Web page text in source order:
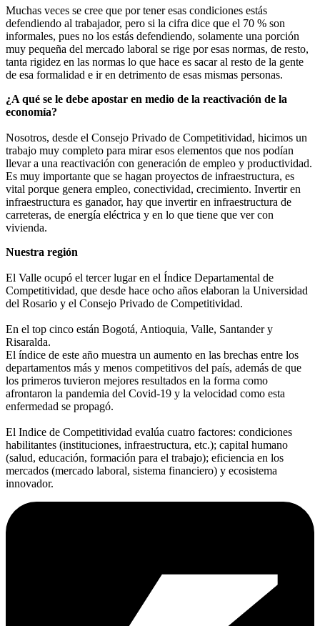
Muchas veces se cree que por tener esas condiciones estás
defendiendo al trabajador, pero si la cifra dice que el 70 % son
informales, pues no los estás defendiendo, solamente una porción
muy pequeña del mercado laboral se rige por esas normas, de resto,
tanta rigidez en las normas lo que hace es sacar al resto de la gente
de esa formalidad e ir en detrimento de esas mismas personas.
¿A qué se le debe apostar en medio de la reactivación de la
economía?
Nosotros, desde el Consejo Privado de Competitividad, hicimos un
trabajo muy completo para mirar esos elementos que nos podían
llevar a una reactivación con generación de empleo y productividad.
Es muy importante que se hagan proyectos de infraestructura, es
vital porque genera empleo, conectividad, crecimiento. Invertir en
infraestructura es ganador, hay que invertir en infraestructura de
carreteras, de energía eléctrica y en lo que tiene que ver con
vivienda.
Nuestra región
El Valle ocupó el tercer lugar en el Índice Departamental de
Competitividad, que desde hace ocho años elaboran la Universidad
del Rosario y el Consejo Privado de Competitividad.
En el top cinco están Bogotá, Antioquia, Valle, Santander y
Risaralda.
El índice de este año muestra un aumento en las brechas entre los
departamentos más y menos competitivos del país, además de que
los primeros tuvieron mejores resultados en la forma como
afrontaron la pandemia del Covid-19 y la velocidad como esta
enfermedad se propagó.
El Indice de Competitividad evalúa cuatro factores: condiciones
habilitantes (instituciones, infraestructura, etc.); capital humano
(salud, educación, formación para el trabajo); eficiencia en los
mercados (mercado laboral, sistema financiero) y ecosistema
innovador.